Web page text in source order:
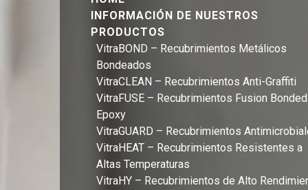
INFORMACIÓN DE NUESTROS
PRODUCTOS
VitraBOND – Recubrimientos Metálicos
Bondeados
VitraCLEAN – Recubrimientos Anti-Graffiti
VitraFUSE – Recubrimientos Fusion Bonded
Epoxy
VitraGUARD – Recubrimientos
VitraHEAT – Recubrimientos Resistentes a
Altas Temperaturas
VitraHY – Recubrimientos de Alto